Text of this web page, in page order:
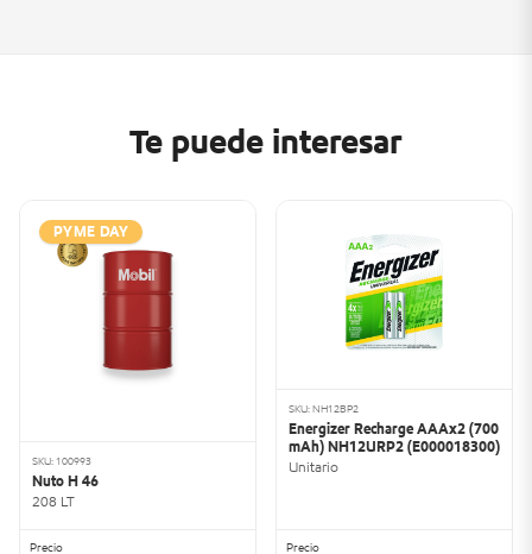
Te puede interesar
PYME DAY
SKU: 100993
Nuto H 46
208 LT
Precio
SKU: NH12BP2
Energizer Recharge AAAx2 (700
mAh) NH12URP2 (E000018300)
Unitario
Precio